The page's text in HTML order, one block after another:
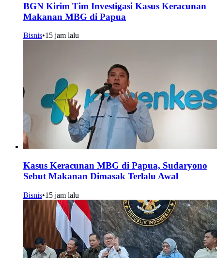
BGN Kirim Tim Investigasi Kasus Keracunan
Makanan MBG di Papua
Bisnis•15 jam lalu
Kasus Keracunan MBG di Papua, Sudaryono
Sebut Makanan Dimasak Terlalu Awal
Bisnis•15 jam lalu